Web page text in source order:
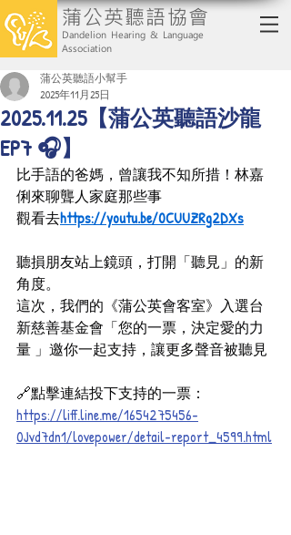
蒲公英聽語協會
Dandelion Hearing & Language
Association
2025.11.25【蒲公英聽語沙龍
EP7 🎧】
蒲公英聽語小幫手
2025年11月25日
比手語的爸媽，曾讓我不知所措！林嘉
俐來聊聾人家庭那些事
觀看去https://youtu.be/0CUUZRg2DXs
聽損朋友站上鏡頭，打開「聽見」的新
角度。
這次，我們的《蒲公英會客室》入選台
新慈善基金會「您的一票，決定愛的力
量 」邀你一起支持，讓更多聲音被聽見
🔗點擊連結投下支持的一票：
https://liff.line.me/1654275456-
0Jvd7dn1/lovepower/detail-report_4599.html